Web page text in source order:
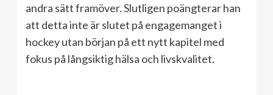
andra sätt framöver. Slutligen poängterar han
att detta inte är slutet på engagemanget i
hockey utan början på ett nytt kapitel med
fokus på långsiktig hälsa och livskvalitet.